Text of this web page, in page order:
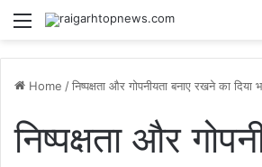
Menu
Home /निष्पक्षता और गोपनीयता बनाए रखने का दिया
निष्पक्षता और